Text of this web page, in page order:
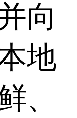
向
地
、